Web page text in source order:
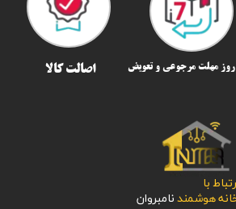
با
هوشمند نامبروان
اصالت کالا